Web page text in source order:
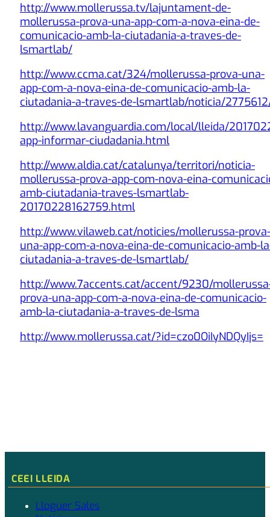
http://www.mollerussa.tv/lajuntament-de-
mollerussa-prova-una-app-com-a-nova-eina-de-
comunicacio-amb-la-ciutadania-a-traves-de-
lsmartlab/
http://www.ccma.cat/324/mollerussa-prova-una-
app-com-a-nova-eina-de-comunicacio-amb-la-
ciutadania-a-traves-de-lsmartlab/noticia/
http://www.lavanguardia.com/local/lleida/
app-informar-ciudadania.html
http://www.aldia.cat/catalunya/territori/noticia-
mollerussa-prova-app-com-nova-eina-
amb-ciutadania-traves-lsmartlab-
20170228162759.html
http://www.vilaweb.cat/noticies/mollerussa-prova-
una-app-com-a-nova-eina-de-comunicacio-amb-
ciutadania-a-traves-de-lsmartlab/
http://www.7accents.cat/accent/9230/
prova-una-app-com-a-nova-eina-de-comunicacio-
amb-la-ciutadania-a-traves-de-lsma
http://www.mollerussa.cat/?id=czo0OiIyNDQyIjs=
CEEI LLEIDA
Lloguer Sales